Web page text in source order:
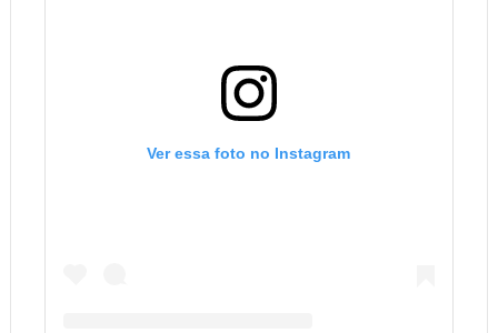
Ver essa foto no Instagram